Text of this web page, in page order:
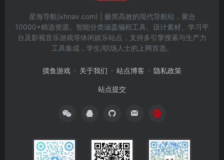
星海导航(xhnav.com) | 极简高效的现代导航站，聚合
10000+精选资源。智能分类涵盖编程工具、设计素材、学习平
台及影视音乐游戏等休闲娱乐站点，支持多引擎搜索与生产力
工具集成，学生/职场人士的上网首选。
摸鱼游戏 关于我们 站点博客 隐私政策
站点提交